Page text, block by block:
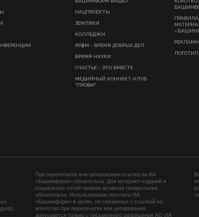
НАЦПРОЕКТЫ
ЗЕМЛЯКИ
КОЛЛЕДЖИ
ЯРҘАМ - ВРЕМЯ ДОБРЫХ ДЕЛ
ВРЕМЯ НАУКИ
СЧАСТЬЕ - ЭТО ВМЕСТЕ
МЕДИЙНЫЙ КОННЕКТ-КЛУБ
"ПРОФИ"
При перепечатке или цитировании ссылка на ИА
«Башинформ» обязательна. Для интернет-изданий и
социальных сетей прямая активная гиперссылка
обязательна. Использование логотипа ИА
«Башинформ» в целях, не связанных с ссылкой на
агентство при перепечатке или цитировании,
допускается только с письменного разрешения АО ИА